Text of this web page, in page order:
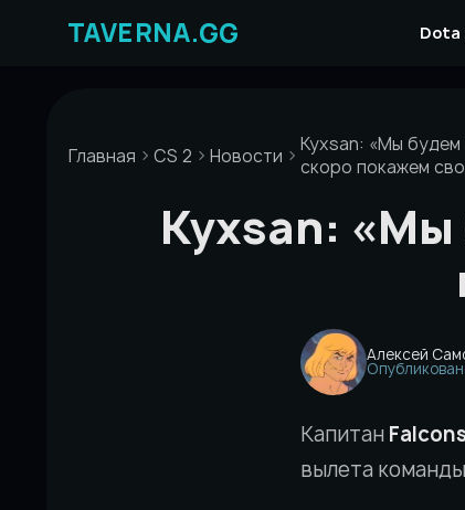
Dota
Главная CS 2 Новости
Kyxsan: «Мы
скоро покажем
Kyxsan: «Мы
Алексей
Капитан
вылета